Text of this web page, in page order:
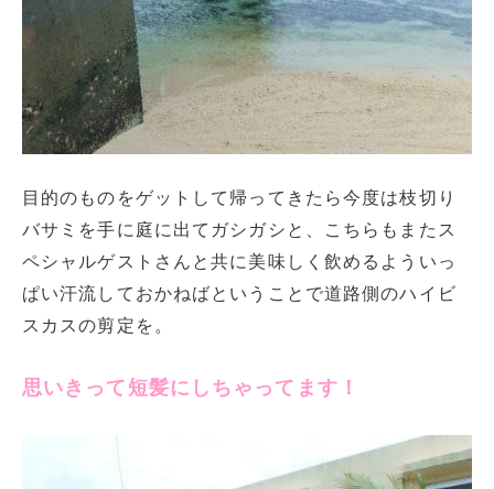
目的のものをゲットして帰ってきたら今度は枝切り
バサミを手に庭に出てガシガシと、こちらもまたス
ペシャルゲストさんと共に美味しく飲めるよういっ
ぱい汗流しておかねばということで道路側のハイビ
スカスの剪定を。
思いきって短髪にしちゃってます！